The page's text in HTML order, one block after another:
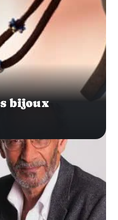
bijoux